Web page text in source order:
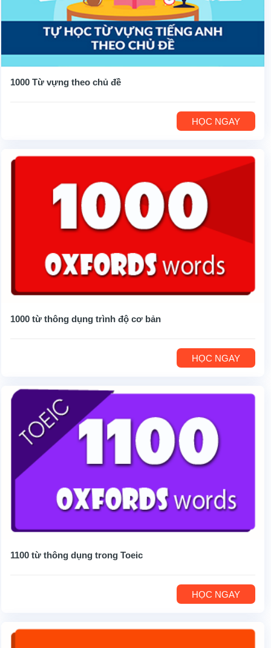
1000 Từ vựng theo chủ đề
HỌC NGAY
1000 từ thông dụng trình độ cơ bản
HỌC NGAY
1100 từ thông dụng trong Toeic
HỌC NGAY